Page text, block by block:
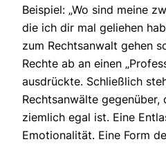
Beispiel: „Wo sind meine
die ich dir mal geliehen
zum Rechtsanwalt gehen
Rechte ab an einen
ausdrückte. Schließlich
Rechtsanwälte gegenüber,
ziemlich egal ist. Eine
Emotionalität. Eine Form